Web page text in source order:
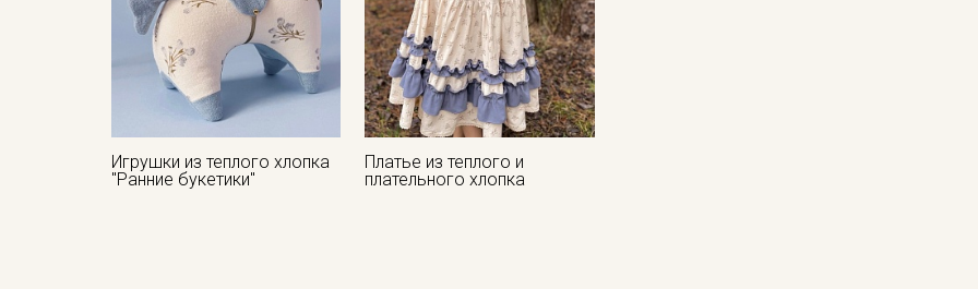
Игрушки из теплого хлопка
"Ранние букетики"
Платье из теплого и
плательного хлопка